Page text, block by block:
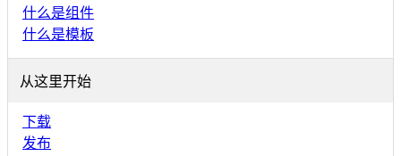
什么是组件
什么是模板
从这里开始
下载
发布